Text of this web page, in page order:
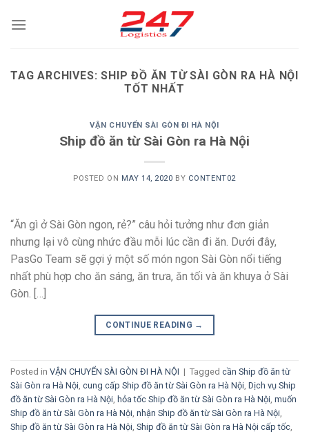
TAG ARCHIVES:SHIP ĐỒ ĂN TỪ SÀI GÒN RA HÀ NỘI
TỐT NHẤT
VẬN CHUYỂN SÀI GÒN ĐI HÀ NỘI
Ship đồ ăn từ Sài Gòn ra Hà Nội
POSTED ON MAY 14, 2020 BY CONTENT02
“Ăn gì ở Sài Gòn ngon, rẻ?” câu hỏi tưởng như đơn giản
nhưng lại vô cùng nhức đầu mỗi lúc cần đi ăn. Dưới đây,
PasGo Team sẽ gợi ý một số món ngon Sài Gòn nổi tiếng
nhất phù hợp cho ăn sáng, ăn trưa, ăn tối và ăn khuya ở Sài
Gòn. […]
CONTINUE READING →
Posted in VẬN CHUYỂN SÀI GÒN ĐI HÀ NỘI | Tagged cần Ship đồ ăn từ
Sài Gòn ra Hà Nội cung cấp Ship đồ ăn từ Sài Gòn ra Hà Nội Dịch vụ Ship
đồ ăn từ Sài Gòn ra Hà Nội hỏa tốc Ship đồ ăn từ Sài Gòn ra Hà Nội muốn
Ship đồ ăn từ Sài Gòn ra Hà Nội nhận Ship đồ ăn từ Sài Gòn ra Hà Nội
Ship đồ ăn từ Sài Gòn ra Hà Nội Ship đồ ăn từ Sài Gòn ra Hà Nội cấp tốc